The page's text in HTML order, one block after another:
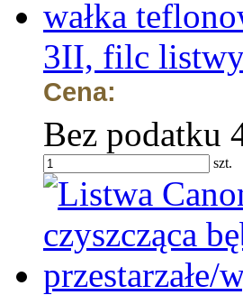
3II, filc listwy
Cena:
Bez podatku
szt.